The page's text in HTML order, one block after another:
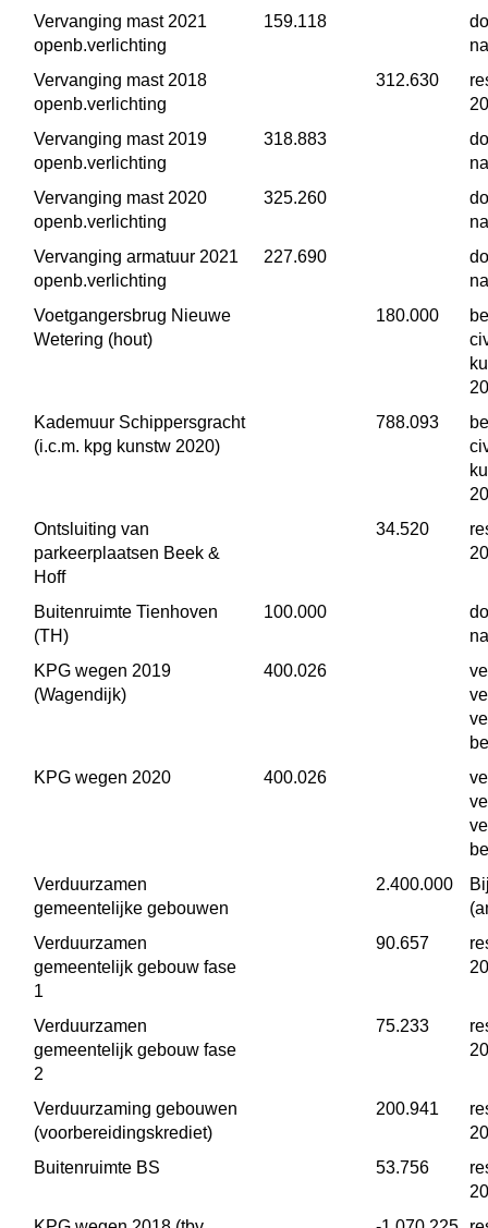
Vervanging mast 2021
openb.verlichting
159.118
Vervanging mast 2018
openb.verlichting
312.630
Vervanging mast 2019
openb.verlichting
318.883
Vervanging mast 2020
openb.verlichting
325.260
Vervanging armatuur 2021
openb.verlichting
227.690
Voetgangersbrug Nieuwe
Wetering (hout)
180.000
Kademuur Schippersgracht
(i.c.m. kpg kunstw 2020)
788.093
Ontsluiting van
parkeerplaatsen Beek &
Hoff
34.520
Buitenruimte Tienhoven
(TH)
100.000
KPG wegen 2019
(Wagendijk)
400.026
KPG wegen 2020
400.026
Verduurzamen
gemeentelijke gebouwen
2.400.000
Verduurzamen
gemeentelijk gebouw fase
1
90.657
Verduurzamen
gemeentelijk gebouw fase
2
75.233
Verduurzaming gebouwen
(voorbereidingskrediet)
200.941
Buitenruimte BS
53.756